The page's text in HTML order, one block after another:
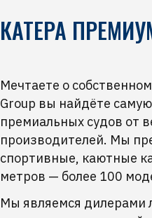
КАТЕРА
Мечтаете о
Group вы найдёте
премиальных судов от
производителей. Мы
спортивные, каютные
метров — более 100
Мы являемся дилерами